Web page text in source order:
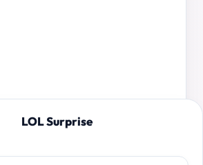
LOL Surprise